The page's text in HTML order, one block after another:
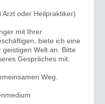
oder Heilpraktiker)
mit Ihrer
biete ich eine
Welt an. Bitte
Gespräches mit.
Weg.